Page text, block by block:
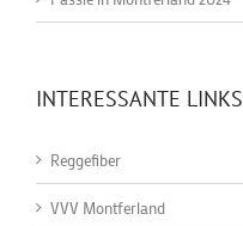
INTERESSANTE LINKS
Reggefiber
VVV Montferland